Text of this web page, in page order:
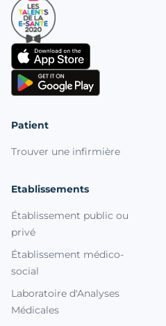
Patient
Trouver une infirmière
Etablissements
Établissement public ou
privé
Établissement médico-
social
Laboratoire d'Analyses
Médicales